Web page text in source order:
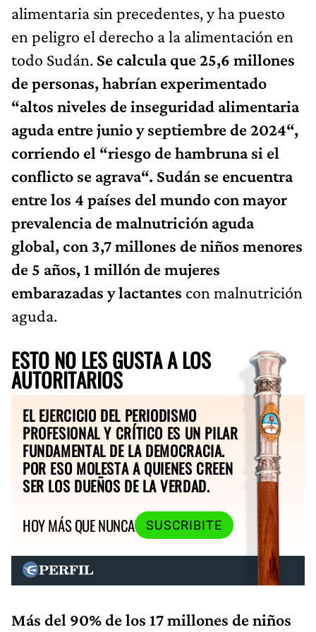
alimentaria sin precedentes, y ha puesto
en peligro el derecho a la alimentación en
todo Sudán. Se calcula que 25,6 millones
de personas, habrían experimentado
“altos niveles de inseguridad alimentaria
aguda entre junio y septiembre de 2024“,
corriendo el “riesgo de hambruna si el
conflicto se agrava“. Sudán se encuentra
entre los 4 países del mundo con mayor
prevalencia de malnutrición aguda
global, con 3,7 millones de niños menores
de 5 años, 1 millón de mujeres
embarazadas y lactantes con malnutrición
aguda.
ESTO NO LES GUSTA A LOS
AUTORITARIOS
EL EJERCICIO DEL PERIODISMO
PROFESIONAL Y CRÍTICO ES UN PILAR
FUNDAMENTAL DE LA DEMOCRACIA.
POR ESO MOLESTA A QUIENES CREEN
SER LOS DUEÑOS DE LA VERDAD.
HOY MÁS QUE NUNCA
SUSCRIBITE
Más del 90% de los 17 millones de niños